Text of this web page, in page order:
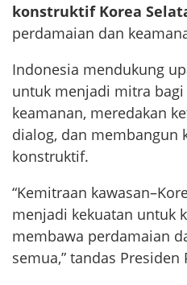
konstruktif Korea
perdamaian dan
Indonesia mendukung
untuk menjadi mitra
keamanan, meredakan
dialog, dan membangun
konstruktif.
“Kemitraan
menjadi kekuatan untuk
membawa perdamaian
semua,” tandas Presiden